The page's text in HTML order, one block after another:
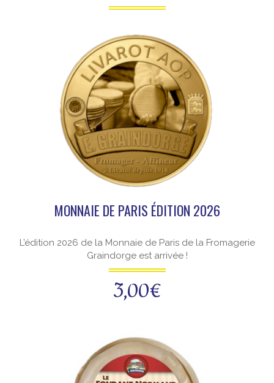
MONNAIE DE PARIS ÉDITION 2026
L’édition 2026 de la Monnaie de Paris de la Fromagerie
Graindorge est arrivée !
3,00€